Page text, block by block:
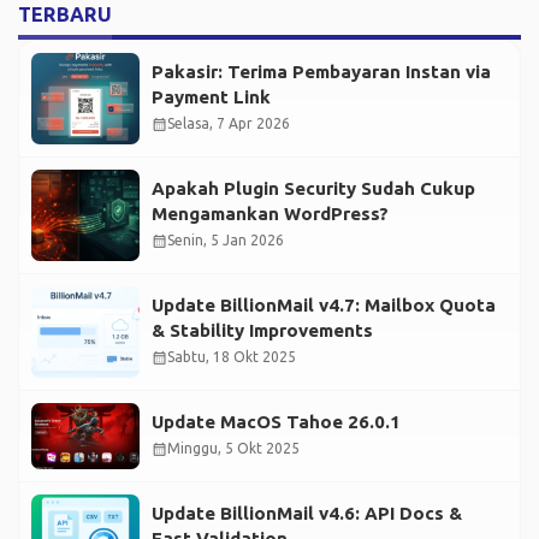
TERBARU
Pakasir: Terima Pembayaran Instan via
Payment Link
calendar_monthSelasa, 7 Apr 2026
Apakah Plugin Security Sudah Cukup
Mengamankan WordPress?
calendar_monthSenin, 5 Jan 2026
Update BillionMail v4.7: Mailbox Quota
& Stability Improvements
calendar_monthSabtu, 18 Okt 2025
Update MacOS Tahoe 26.0.1
calendar_monthMinggu, 5 Okt 2025
Update BillionMail v4.6: API Docs &